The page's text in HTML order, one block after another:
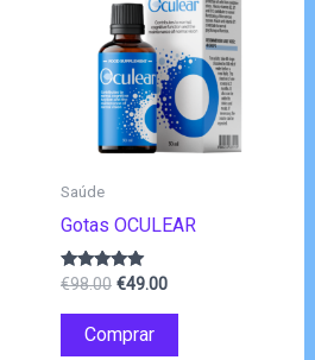
Saúde
Gotas OCULEAR
Avaliação
de 5
€98.00 O
original
era:
€49.00O
Comprar